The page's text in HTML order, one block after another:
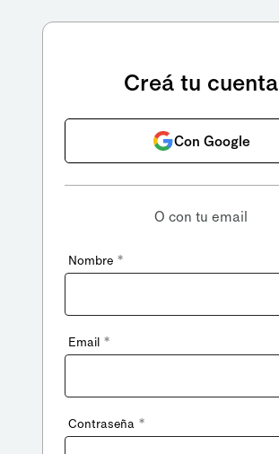
Creá tu cuenta
Con Google
O con tu email
Nombre *
Email *
Contraseña *